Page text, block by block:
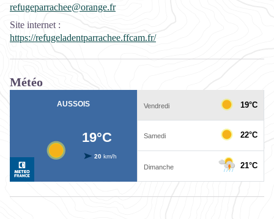
refugeparrachee@orange.fr
Site internet :
https://refugeladentparrachee.ffcam.fr/
Météo